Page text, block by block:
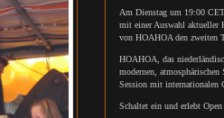
Am Dienstag um 19:00
mit einer Auswahl aktueller
von HOAHOA den zweiten
HOAHOA, das
modernen,
Session mit internationalen
Schaltet ein und erlebt